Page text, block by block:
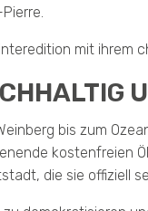
mit ihrem
bis zum
kostenfreien
die sie offiziell